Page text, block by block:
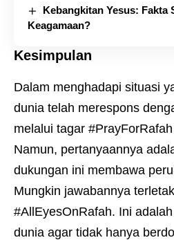
Kebangkitan Yesus: Fakta
Keagamaan?
Kesimpulan
Dalam menghadapi situasi
dunia telah merespons
melalui tagar
Namun, pertanyaannya
dukungan ini membawa
Mungkin jawabannya
#AllEyesOnRafah. Ini
dunia agar tidak hanya